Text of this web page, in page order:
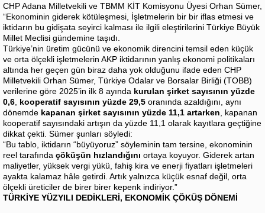
CHP Adana Milletvekili ve TBMM KİT Komisyonu Üyesi Orhan Sümer,
“Ekonominin giderek kötüleşmesi, İşletmelerin bir bir iflas etmesi ve
iktidarın bu gidişata seyirci kalması ile ilgili eleştirilerini Türkiye Büyük
Millet Meclisi gündemine taşıdı.
Türkiye’nin üretim gücünü ve ekonomik direncini temsil eden küçük
ve orta ölçekli işletmelerin AKP iktidarının yanlış ekonomi politikaları
altında her geçen gün biraz daha yok olduğunu ifade eden CHP
Milletvekili Orhan Sümer, Türkiye Odalar ve Borsalar Birliği (TOBB)
verilerine göre 2025’in ilk 8 ayında kurulan şirket sayısının yüzde
0,6 kooperatif sayısının yüzde 29,5 oranında azaldığını, aynı
dönemde kapanan şirket sayısının yüzde 11,1 artarken , kapanan
kooperatif sayısındaki artışın da yüzde 11,1 olarak kayıtlara geçtiğine
dikkat çekti. Sümer şunları söyledi:
“Bu tablo, iktidarın “büyüyoruz” söyleminin tam tersine, ekonominin
reel tarafında çöküşün hızlandığını ortaya koyuyor. Giderek artan
maliyetler, yüksek vergi yükü, fahiş kira ve enerji fiyatları işletmeleri
ayakta kalamaz hâle getirdi. Artık yalnızca küçük esnaf değil, orta
ölçekli üreticiler de birer birer kepenk indiriyor.”
TÜRKİYE YÜZYILI DEDİKLERİ, EKONOMİK ÇÖKÜŞ DÖNEMİ